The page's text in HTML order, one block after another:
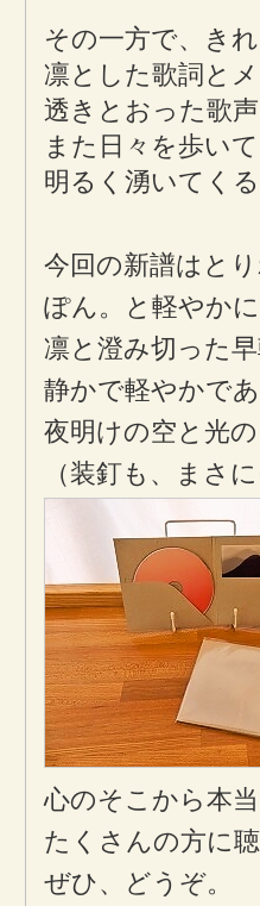
その一方で、き
凛とした歌詞と
透きとおった歌
また日々を歩い
明るく湧いてく
今回の新譜はと
ぽん。と軽やか
凛と澄み切った
静かで軽やかで
夜明けの空と光
（装釘も、まさ
心のそこから本
たくさんの方に
ぜひ、どうぞ。